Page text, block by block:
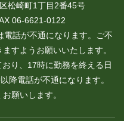
松崎町1丁目2番45号
06-6621-0122
話が不通になります。ご不
すようお願いいたします。
り、17時に勤務を終える日
降電話が不通になります。
願いします。